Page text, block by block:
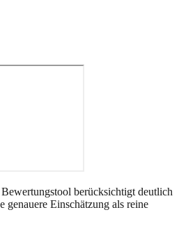
Bewertungstool berücksichtigt deutlich
genauere Einschätzung als reine